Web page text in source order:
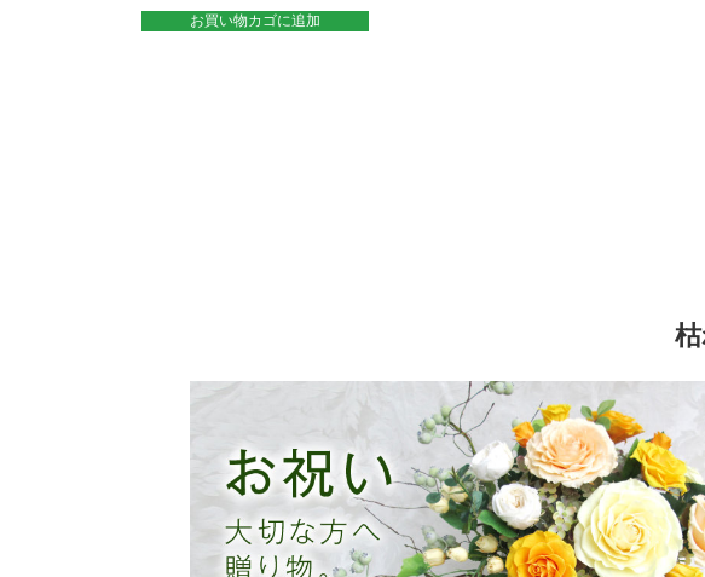
お買い物カゴに追加